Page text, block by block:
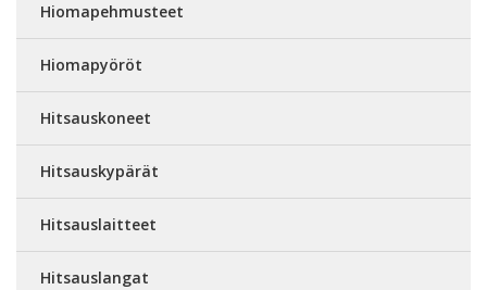
Hiomapehmusteet
Hiomapyöröt
Hitsauskoneet
Hitsauskypärät
Hitsauslaitteet
Hitsauslangat